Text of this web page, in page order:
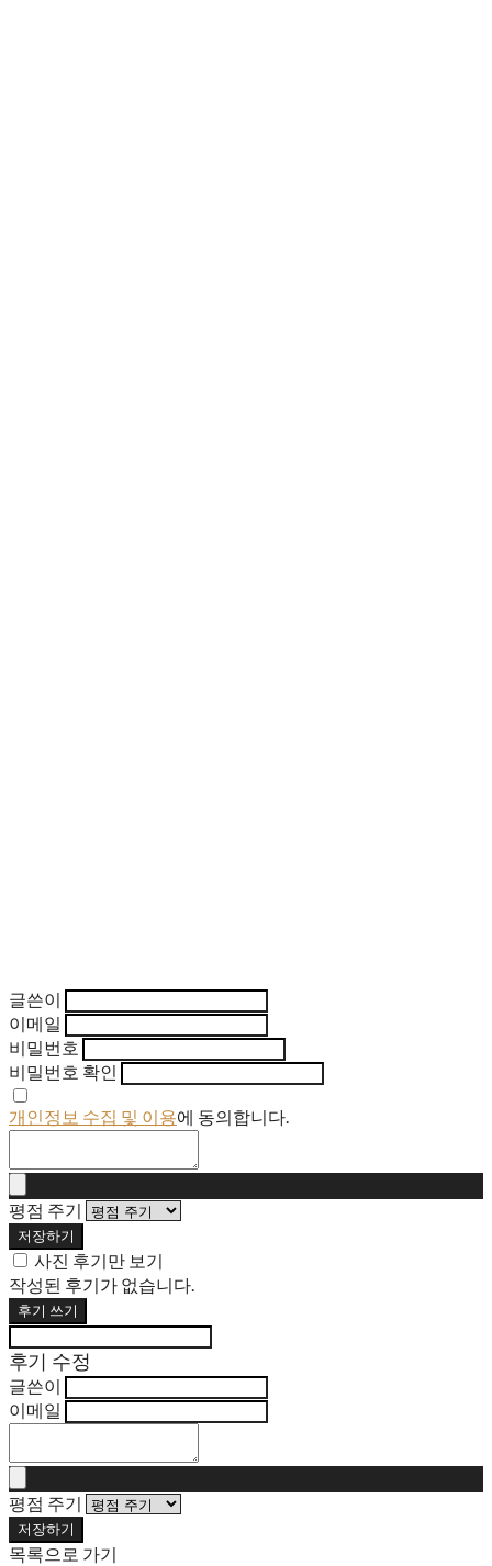
글쓴이
이메일
비밀번호
비밀번호 확인
개인정보 수집 및 이용에 동의합니다.
평점 주기
저장하기
사진 후기만 보기
작성된 후기가 없습니다.
후기 쓰기
후기 수정
글쓴이
이메일
평점 주기
저장하기
목록으로 가기